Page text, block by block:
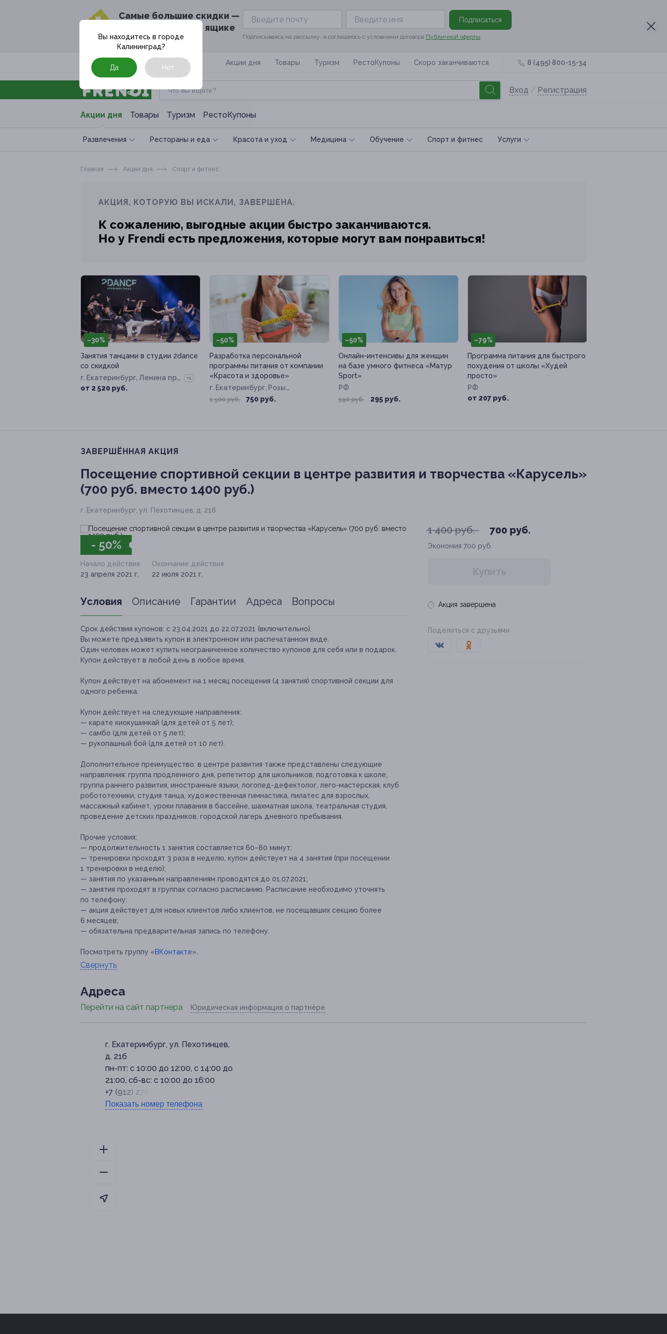
Cамые большие скидки —
в твоём почтовом ящике
Подписаться
Подписываясь на рассылку, я соглашаюсь с условиями договора Публичной оферты
Москва Акции дня Товары Туризм РестоКупоны Скоро заканчиваются 8 (495) 800-15-34
Вход / Регистрация
Акции дня Товары Туризм РестоКупоны
Развлечения Рестораны и еда Красота и уход Медицина Обучение Спoрт и фитнес Услуги
Вы находитесь в городе
Калининград?
Да Нет
Главная Акции дня Спoрт и фитнес
АКЦИЯ, КОТОРУЮ ВЫ ИСКАЛИ, ЗАВЕРШЕНА.
К сожалению, выгодные акции быстро заканчиваются.
Но у Frendi есть предложения, которые могут вам понравиться!
–30%
Занятия танцами в студии 2dance
со скидкой
г. Екатеринбург, Ленина пр-
т, д. 25
+1
от 2 520 руб.
–50%
Разработка персональной
программы питания от компании
«Красота и здоровье»
г. Екатеринбург, Розы
Люксембург ул, д. 67б
1 500 руб. 750 руб.
–50%
Онлайн-интенсивы для женщин
на базе умного фитнеса «Матур
Sport»
РФ
590 руб. 295 руб.
–79%
Программа питания для быстрого
похудения от школы «Худей
просто»
РФ
от 207 руб.
ЗАВЕРШЁННАЯ АКЦИЯ
Посещение спортивной секции в центре развития и творчества «Карусель»
(700 руб. вместо 1400 руб.)
г. Екатеринбург, ​ул. Пехотинцев, д. 21б
- 50%
1 400 руб. 700 руб.
Экономия 700 руб.
Купить
Акция завершена
Поделиться с друзьями
Начало действия
23 апреля 2021 г.
Окончание действия
22 июля 2021 г.
Условия Описание Гарантии Адреса Вопросы
Срок действия купонов: с 23.04.2021 до 22.07.2021 (включительно).
Вы можете предъявить купон в электронном или распечатанном виде.
Один человек может купить неограниченное количество купонов для себя или в подарок.
Купон действует в любой день в любое время.
Купон действует на абонемент на 1 месяц посещения (4 занятия) спортивной секции для
одного ребенка.
Купон действует на следующие направления:
— карате киокушинкай (для детей от 5 лет);
— самбо (для детей от 5 лет);
— рукопашный бой (для детей от 10 лет).
Дополнительное преимущество: в центре развития также представлены следующие
направления: группа продленного дня, репетитор для школьников, подготовка к школе,
группа раннего развития, иностранные языки, логопед-дефектолог, лего-мастерская, клуб
робототехники, студия танца, художественная гимнастика, пилатес для взрослых,
массажный кабинет, уроки плавания в бассейне, шахматная школа, театральная студия,
проведение детских праздников, городской лагерь дневного пребывания.
Прочие условия:
— продолжительность 1 занятия составляется 60–80 минут;
— тренировки проходят 3 раза в неделю, купон действует на 4 занятия (при посещении
1 тренировки в неделю);
— занятия по указанным направлениям проводятся до 01.07.2021;
— занятия проходят в группах согласно расписанию. Расписание необходимо уточнять
по телефону;
— акция действует для новых клиентов либо клиентов, не посещавших секцию более
6 месяцев;
— обязательна предварительная запись по телефону.
Посмотреть группу «ВКонтакте».
Свернуть
Адресa
Перейти на сайт партнера Юридическая информация о партнёре
г. Екатеринбург, ​ул. Пехотинцев,
д. 21б
пн-пт: с 10:00 до 12:00, с 14:00 до
21:00, сб-вс: с 10:00 до 16:00
+7 (912) 276-03-32
Показать номер телефона